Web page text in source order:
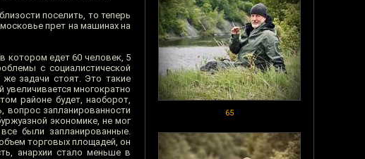
65
поселить, то теперь
прет на машинах на
котором едет 60 человек, 5
с социалистической
задачи стоят. Это такие
увеличивается многократно
районе будет, наоборот,
запланированности
экономике, не мог
были запланированные.
торговых площадей, он
анархии стало меньше в